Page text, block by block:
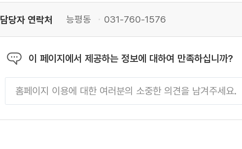
담당자 연락처 능평동 031-760-1576
이 페이지에서 제공하는 정보에 대하여 만족하십니까?